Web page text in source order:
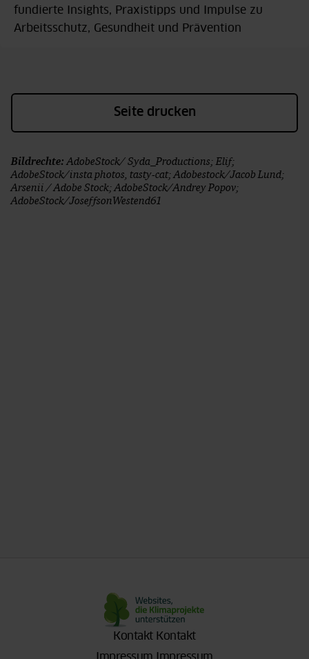
fundierte Insights, Praxistipps und Impulse zu
Arbeitsschutz, Gesundheit und Prävention
Seite drucken
Bildrechte: AdobeStock/ Syda_Productions; Elif;
AdobeStock/insta photos, tasty-cat; Adobestock/Jacob Lund;
Arsenii / Adobe Stock; AdobeStock/Andrey Popov;
AdobeStock/JoseffsonWestend61
Kontakt Kontakt